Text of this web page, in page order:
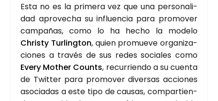
Esta no es la pri­me­ra vez que una per­so­na­li­
dad apro­ve­cha su influen­cia para pro­mo­ver
cam­pa­ñas, como lo ha hecho la mode­lo
Christy Tur­ling­ton, quien pro­mue­ve orga­ni­za­
cio­nes a tra­vés de sus redes socia­les como
Every Mother Counts, recu­rrien­do a su cuen­ta
de Twit­ter para pro­mo­ver diver­sas accio­nes
aso­cia­das a este tipo de cau­sas, com­par­tien­